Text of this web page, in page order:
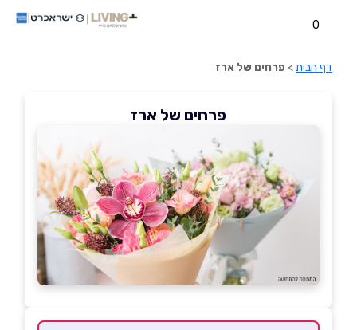
0
דף הבית> פרחים של ארז
פרחים של ארז